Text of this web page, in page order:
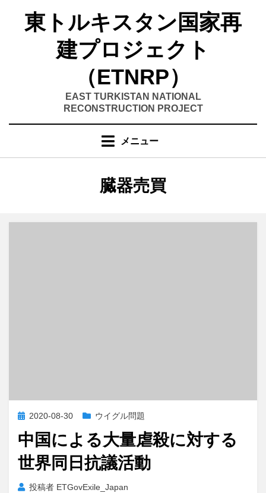
東トルキスタン国家再
建プロジェクト
（ETNRP）
EAST TURKISTAN NATIONAL
RECONSTRUCTION PROJECT
メニュー
カテゴリー
:
臓器売買
投
日:
2020-08-30 ウイグル問題
中国による大量虐殺に対する
世界同日抗議活動
投稿者 ETGovExile_Japan